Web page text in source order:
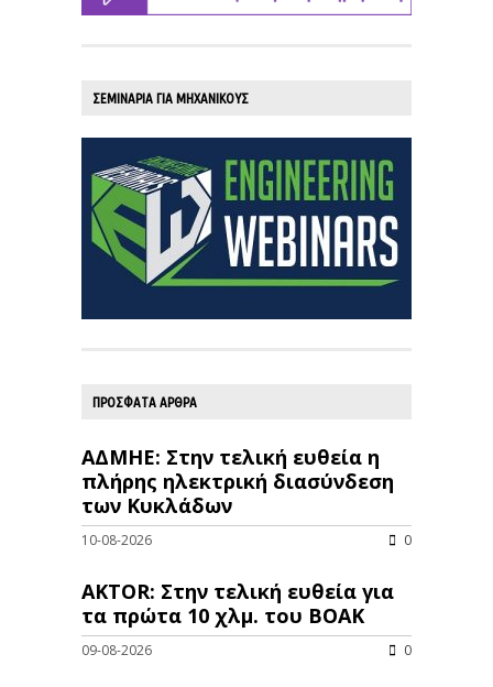
ΣΕΜΙΝΑΡΙΑ ΓΙΑ ΜΗΧΑΝΙΚΟΥΣ
ΠΡΟΣΦΑΤΑ ΑΡΘΡΑ
ΑΔΜΗΕ: Στην τελική ευθεία η
πλήρης ηλεκτρική διασύνδεση
των Κυκλάδων
10-08-2026 0
AKTOR: Στην τελική ευθεία για
τα πρώτα 10 χλμ. του ΒΟΑΚ
09-08-2026 0